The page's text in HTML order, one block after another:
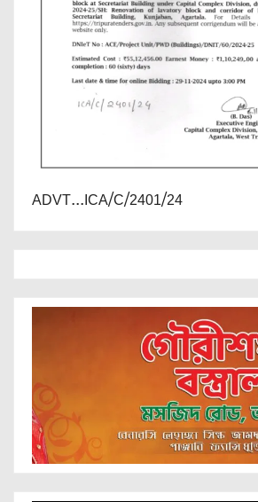
ADVT...ICA/C/2401/24